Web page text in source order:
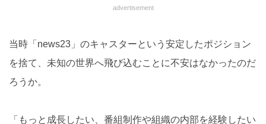
advertisement
当時「news23」のキャスターという安定したポジション
を捨て、未知の世界へ飛び込むことに不安はなかったのだ
ろうか。
「もっと成長したい、番組制作や組織の内部を経験したい